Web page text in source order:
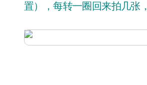
置），每转一圈回来拍几张